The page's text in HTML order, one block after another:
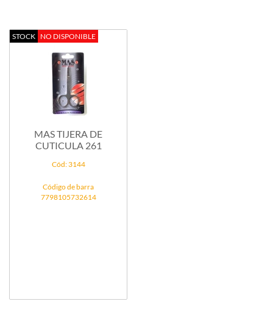
STOCK NO DISPONIBLE
MAS TIJERA DE
CUTICULA 261
Cód: 3144
Código de barra
7798105732614